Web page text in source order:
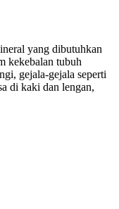
yang dibutuhkan
kekebalan tubuh
gejala-gejala seperti
di kaki dan lengan,